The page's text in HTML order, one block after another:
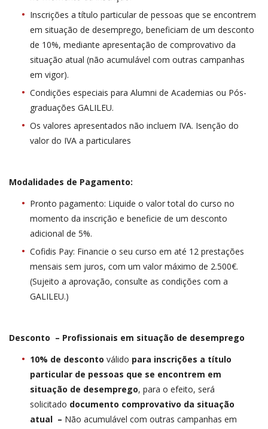
Inscrições a título particular de pessoas que se encontrem
em situação de desemprego, beneficiam de um desconto
de 10%, mediante apresentação de comprovativo da
situação atual (não acumulável com outras campanhas
em vigor).
Condições especiais para Alumni de Academias ou Pós-
graduações GALILEU.
Os valores apresentados não incluem IVA. Isenção do
valor do IVA a particulares
Modalidades de Pagamento:
Pronto pagamento: Liquide o valor total do curso no
momento da inscrição e beneficie de um desconto
adicional de 5%.
Cofidis Pay: Financie o seu curso em até 12 prestações
mensais sem juros, com um valor máximo de 2.500€.
(Sujeito a aprovação, consulte as condições com a
GALILEU.)
Desconto – Profissionais em situação de desemprego
10% de desconto válido para inscrições a título
particular de pessoas que se encontrem em
situação de desemprego, para o efeito, será
solicitado documento comprovativo da situação
atual – Não acumulável com outras campanhas em